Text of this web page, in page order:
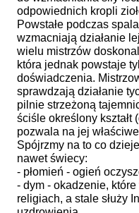
odpowiednich kropli
Powstałe podczas
wzmacniają działanie
wielu mistrzów
która jednak powstaje
doświadczenia.
sprawdzają działanie
pilnie strzeżoną
ściśle określony kształt
pozwala na jej
Spójrzmy na to co
nawet świecy:
- płomień - ogień
- dym - okadzenie,
religiach, a stale służy